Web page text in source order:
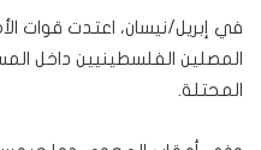
في إبريل/نيسان، اعتدت قوات
المصلين الفلسطينيين داخل
المحتلة.